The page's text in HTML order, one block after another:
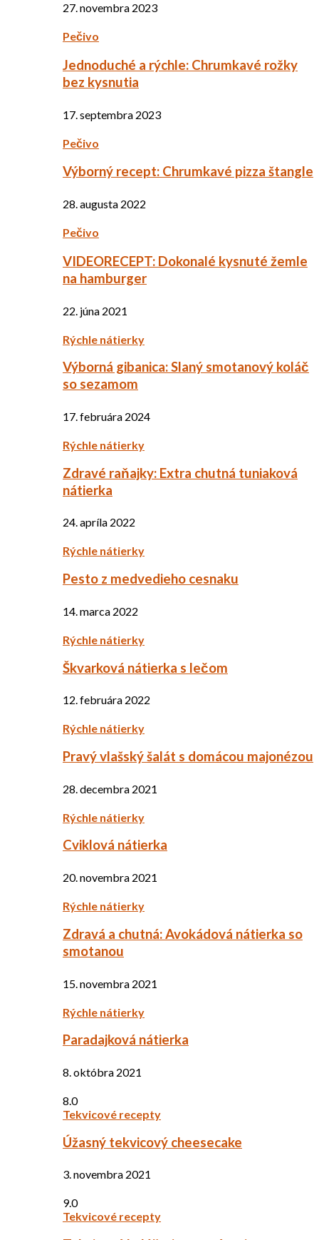
27. novembra 2023
Pečivo
Jednoduché a rýchle: Chrumkavé rožky
bez kysnutia
17. septembra 2023
Pečivo
Výborný recept: Chrumkavé pizza štangle
28. augusta 2022
Pečivo
VIDEORECEPT: Dokonalé kysnuté žemle
na hamburger
22. júna 2021
Rýchle nátierky
Výborná gibanica: Slaný smotanový koláč
so sezamom
17. februára 2024
Rýchle nátierky
Zdravé raňajky: Extra chutná tuniaková
nátierka
24. apríla 2022
Rýchle nátierky
Pesto z medvedieho cesnaku
14. marca 2022
Rýchle nátierky
Škvarková nátierka s lečom
12. februára 2022
Rýchle nátierky
Pravý vlašský šalát s domácou majonézou
28. decembra 2021
Rýchle nátierky
Cviklová nátierka
20. novembra 2021
Rýchle nátierky
Zdravá a chutná: Avokádová nátierka so
smotanou
15. novembra 2021
Rýchle nátierky
Paradajková nátierka
8. októbra 2021
8.0
Tekvicové recepty
Úžasný tekvicový cheesecake
3. novembra 2021
9.0
Tekvicové recepty